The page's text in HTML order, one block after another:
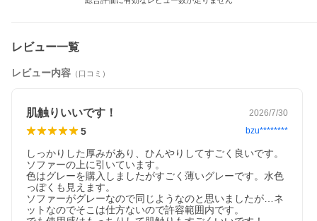
ブランケット シングル Q-max0.5
39 接触冷感
￥2,980
保冷バッグ 買い物カゴがまるっと
入る
￥3,280
レビュー一覧
レビュー内容 （口コミ）
肌触りいいです！ 2026/7/30
5 bzu********
しっかりした厚みがあり、ひんやりしてすごく良いです。
ソファーの上に引いています。
色はグレーを購入しましたがすごく薄いグレーです。水色
っぽくも見えます。
ソファーがグレーなので同じようなのと思いましたが…ネ
ットなのでそこは仕方ないので許容範囲内です。